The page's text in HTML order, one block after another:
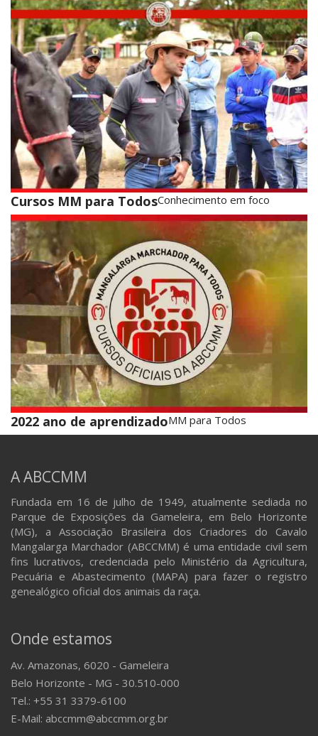
Cursos MM para TodosConhecimento em foco
2022 ano de aprendizadoMM para Todos
A ABCCMM
Fundada em 16 de julho de 1949, atualmente sediada no
Parque de Exposições da Gameleira, em Belo Horizonte
(MG), a Associação Brasileira dos Criadores do Cavalo
Mangalarga Marchador (ABCCMM) é uma entidade civil sem
fins lucrativos, credenciada pelo Ministério da Agricultura,
Pecuária e Abastecimento (MAPA) para fazer o registro
genealógico oficial dos animais da raça.
Onde estamos
Av. Amazonas, 6020 - Gameleira
Belo Horizonte - MG - 30.510-000
Tel.: +55 31 3379-6100
E-Mail: abccmm@abccmm.org.br